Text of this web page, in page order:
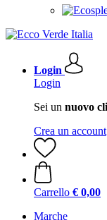
Login
Login
Sei un nuovo
Crea un account
Carrello € 0,00
Marche